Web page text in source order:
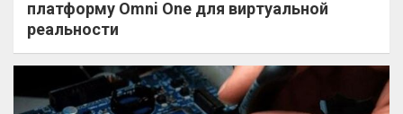
платформу Omni One для виртуальной
реальности